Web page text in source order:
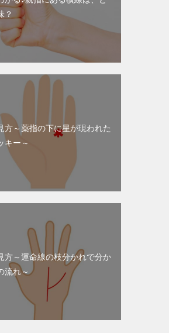
？
方～薬指の下に星が現われた
キー～
方～運命線の枝分かれで分か
流れ～